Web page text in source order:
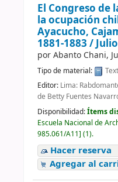
El Congreso de
la ocupación
Ayacucho,
1881-1883 /
porAbanto Chani,
Tipo de material:
Editor: Lima:
de Betty Fuentes
Disponibilidad:Ítems
Escuela Nacional de
985.061/A11] (1).
Hacer reserva
Agregar al